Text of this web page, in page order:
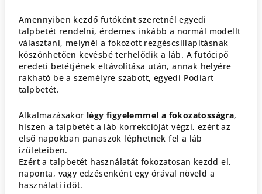
Amennyiben kezdő futóként szeretnél egyedi
talpbetét rendelni, érdemes inkább a normál modellt
választani, melynél a fokozott rezgéscsillapításnak
köszönhetően kevésbé terhelődik a láb. A futócipő
eredeti betétjének eltávolítása után, annak helyére
rakható be a személyre szabott, egyedi Podiart
talpbetét.
Alkalmazásakor légy figyelemmel a fokozatosságra,
hiszen a talpbetét a láb korrekcióját végzi, ezért az
első napokban panaszok léphetnek fel a láb
ízületeiben.
Ezért a talpbetét használatát fokozatosan kezdd el,
naponta, vagy edzésenként egy órával növeld a
használati időt.